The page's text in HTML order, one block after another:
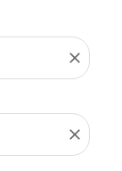
close
close